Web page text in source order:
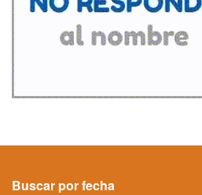
Buscar por fecha